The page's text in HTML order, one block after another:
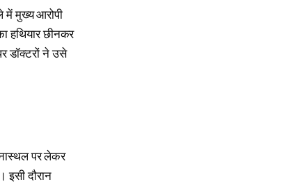
में मुख्य आरोपी
हथियार छीनकर
डॉक्टरों ने उसे
पर लेकर
दौरान